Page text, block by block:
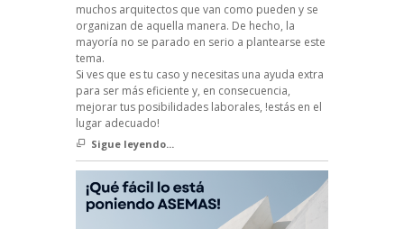
muchos arquitectos que van como pueden y se
organizan de aquella manera. De hecho, la
mayoría no se parado en serio a plantearse este
tema.
Si ves que es tu caso y necesitas una ayuda extra
para ser más eficiente y, en consecuencia,
mejorar tus posibilidades laborales, !estás en el
lugar adecuado!
Sigue leyendo...